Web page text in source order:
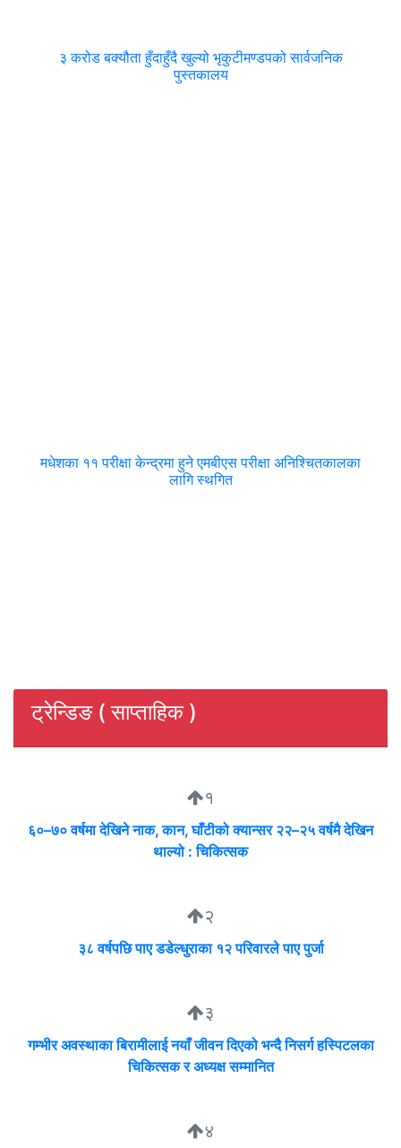
३ करोड बक्यौता हुँदाहुँदै खुल्यो भृकुटीमण्डपको सार्वजनिक
पुस्तकालय
मधेशका ११ परीक्षा केन्द्रमा हुने एमबीएस परीक्षा अनिश्चितकालका
लागि स्थगित
ट्रेन्डिङ ( साप्ताहिक )
१
६०–७० वर्षमा देखिने नाक, कान, घाँटीको क्यान्सर २२–२५ वर्षमै देखिन
थाल्यो : चिकित्सक
२
३८ वर्षपछि पाए डडेल्धुराका १२ परिवारले पाए पुर्जा
३
गम्भीर अवस्थाका बिरामीलाई नयाँ जीवन दिएको भन्दै निसर्ग हस्पिटलका
चिकित्सक र अध्यक्ष सम्मानित
४